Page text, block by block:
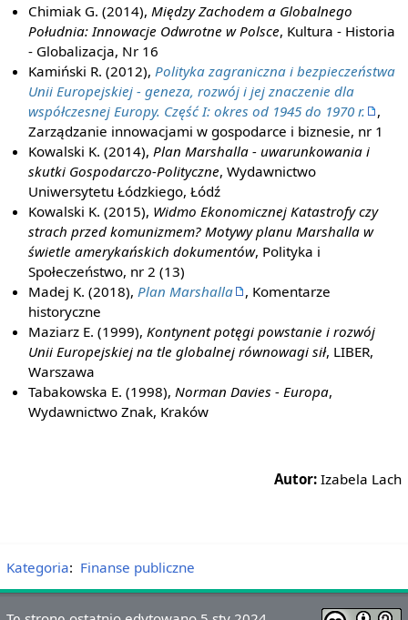
Chimiak G. (2014), Między Zachodem a Globalnego
Południa: Innowacje Odwrotne w Polsce, Kultura - Historia
- Globalizacja, Nr 16
Kamiński R. (2012), Polityka zagraniczna i bezpieczeństwa
Unii Europejskiej - geneza, rozwój i jej znaczenie dla
współczesnej Europy. Część I: okres od 1945 do 1970 r.
,
Zarządzanie innowacjami w gospodarce i biznesie, nr 1
Kowalski K. (2014), Plan Marshalla - uwarunkowania i
skutki Gospodarczo-Polityczne, Wydawnictwo
Uniwersytetu Łódzkiego, Łódź
Kowalski K. (2015), Widmo Ekonomicznej Katastrofy czy
strach przed komunizmem? Motywy planu Marshalla w
świetle amerykańskich dokumentów, Polityka i
Społeczeństwo, nr 2 (13)
Madej K. (2018), Plan Marshalla
, Komentarze
historyczne
Maziarz E. (1999), Kontynent potęgi powstanie i rozwój
Unii Europejskiej na tle globalnej równowagi sił, LIBER,
Warszawa
Tabakowska E. (1998), Norman Davies - Europa,
Wydawnictwo Znak, Kraków
Autor: Izabela Lach
Kategoria: Finanse publiczne